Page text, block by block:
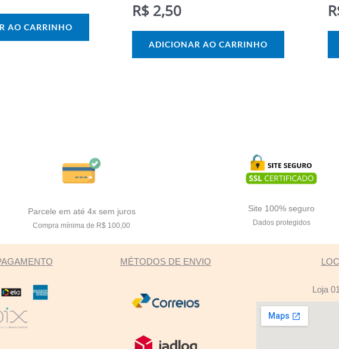
AO CARRINHO
R$ 2,50
ADICIONAR AO CARRINHO
Parcele em até 4x sem juros
Compra mínima de R$ 100,00
Site 100% seguro
Dados protegidos
MÉTODOS DE ENVIO
Loja